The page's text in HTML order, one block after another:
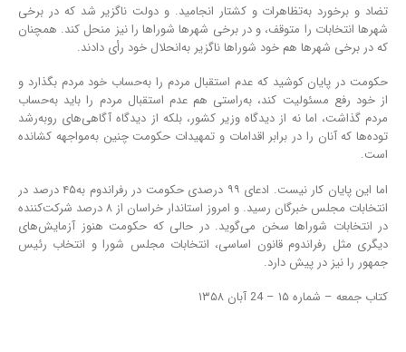
تضاد و برخورد به‌تظاهرات و کشتار انجامید. و دولت ناگزیر شد که در برخی
شهرها انتخابات را متوقف، و در برخی شهرها شوراها را نیز منحل کند. همچنان
که در برخی شهرها هم خود شوراها ناگزیر به‌انحلال خود رأی دادند.
حکومت در پایان کوشید که عدم استقبال مردم را به‌حساب خود مردم بگذارد و
از خود رفع مسئولیت کند، به‌راستی هم عدم استقبال مردم را باید به‌حساب
مردم گذاشت، اما نه از دیدگاه وزیر کشور، بلکه از دیدگاه آگاهی‌های روبه‌رشد
توده‌ها که آنان را در برابر اقدامات و تمهیدات حکومت چنین به‌مواجهه کشانده
است.
اما این پایان کار نیست. ادعای ۹۹ درصدی حکومت در رفراندوم به۴۵ درصد در
انتخابات مجلس خبرگان رسید. و امروز استاندار خراسان از ۸ درصد شرکت‌کننده
در انتخابات شوراها سخن می‌گوید. در حالی که حکومت هنوز آزمایش‌های
دیگری مثل رفراندوم قانون اساسی، انتخابات مجلس شورا و انتخاب رئیس
جمهور را نیز در پیش دارد.
کتاب جمعه – شماره ۱۵ – 24 آبان ۱۳۵۸